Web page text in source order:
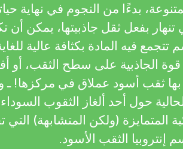
بدءًا من النجوم في نهاية
بفعل ثقل جاذبيتها، يمكن أن
فيه المادة بكثافة عالية
الجاذبية على سطح الثقب، أو
بها ثقب أسود عملاق في مركزها!
حول أحد ألغاز الثقوب
المتمايزة (ولكن المتشابهة)
إنتروبيا الثقب الأسود.